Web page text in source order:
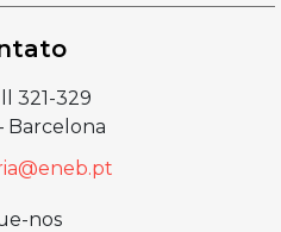
321-329
Barcelona
nos